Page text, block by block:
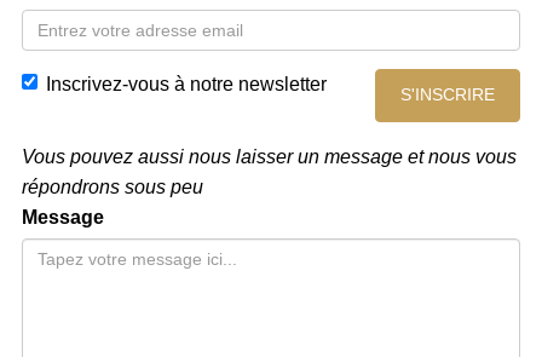
S'INSCRIRE
Inscrivez-vous à notre newsletter
Vous pouvez aussi nous laisser un message et nous vous
répondrons sous peu
Message